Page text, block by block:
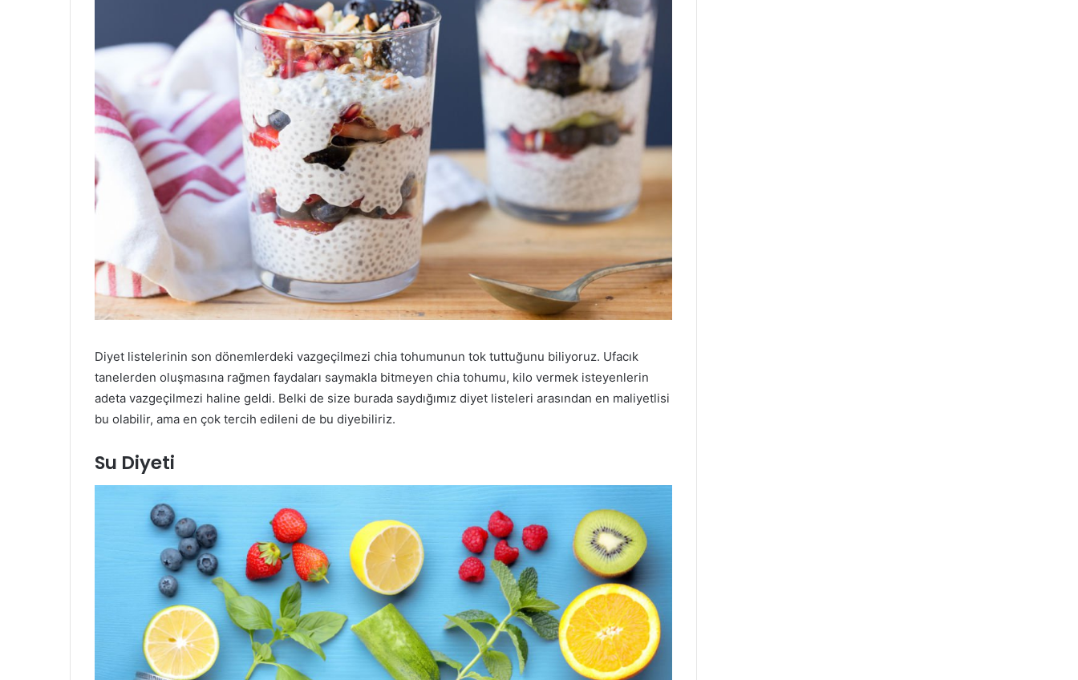
Diyet listelerinin son dönemlerdeki vazgeçilmezi chia tohumunun tok tuttuğunu biliyoruz. Ufacık
tanelerden oluşmasına rağmen faydaları saymakla bitmeyen chia tohumu, kilo vermek isteyenlerin
adeta vazgeçilmezi haline geldi. Belki de size burada saydığımız diyet listeleri arasından en maliyetlisi
bu olabilir, ama en çok tercih edileni de bu diyebiliriz.
Su Diyeti